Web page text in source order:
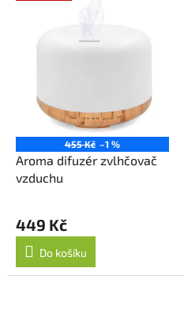
455 Kč –1 %
Aroma difuzér zvlhčovač
vzduchu
449 Kč
Do košíku